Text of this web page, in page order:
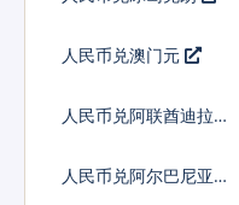
人民币兑澳门元
人民币兑阿联酋迪拉姆
人民币兑阿尔巴尼亚列